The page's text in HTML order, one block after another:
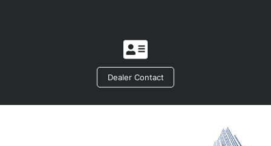
Icon
label
Dealer Contact